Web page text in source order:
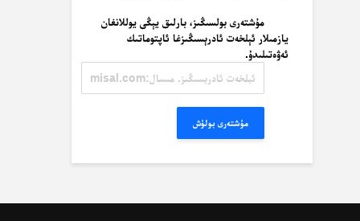
مۇشتەرى بولسىڭىز، بارلىق يېڭى يوللانغان
يازمىلار ئېلخەت ئادرېسىڭىزغا ئاپتوماتىك
ئەۋەتىلىدۇ.
ئادرېسىڭىز.
مۇشتەرى بولۇش